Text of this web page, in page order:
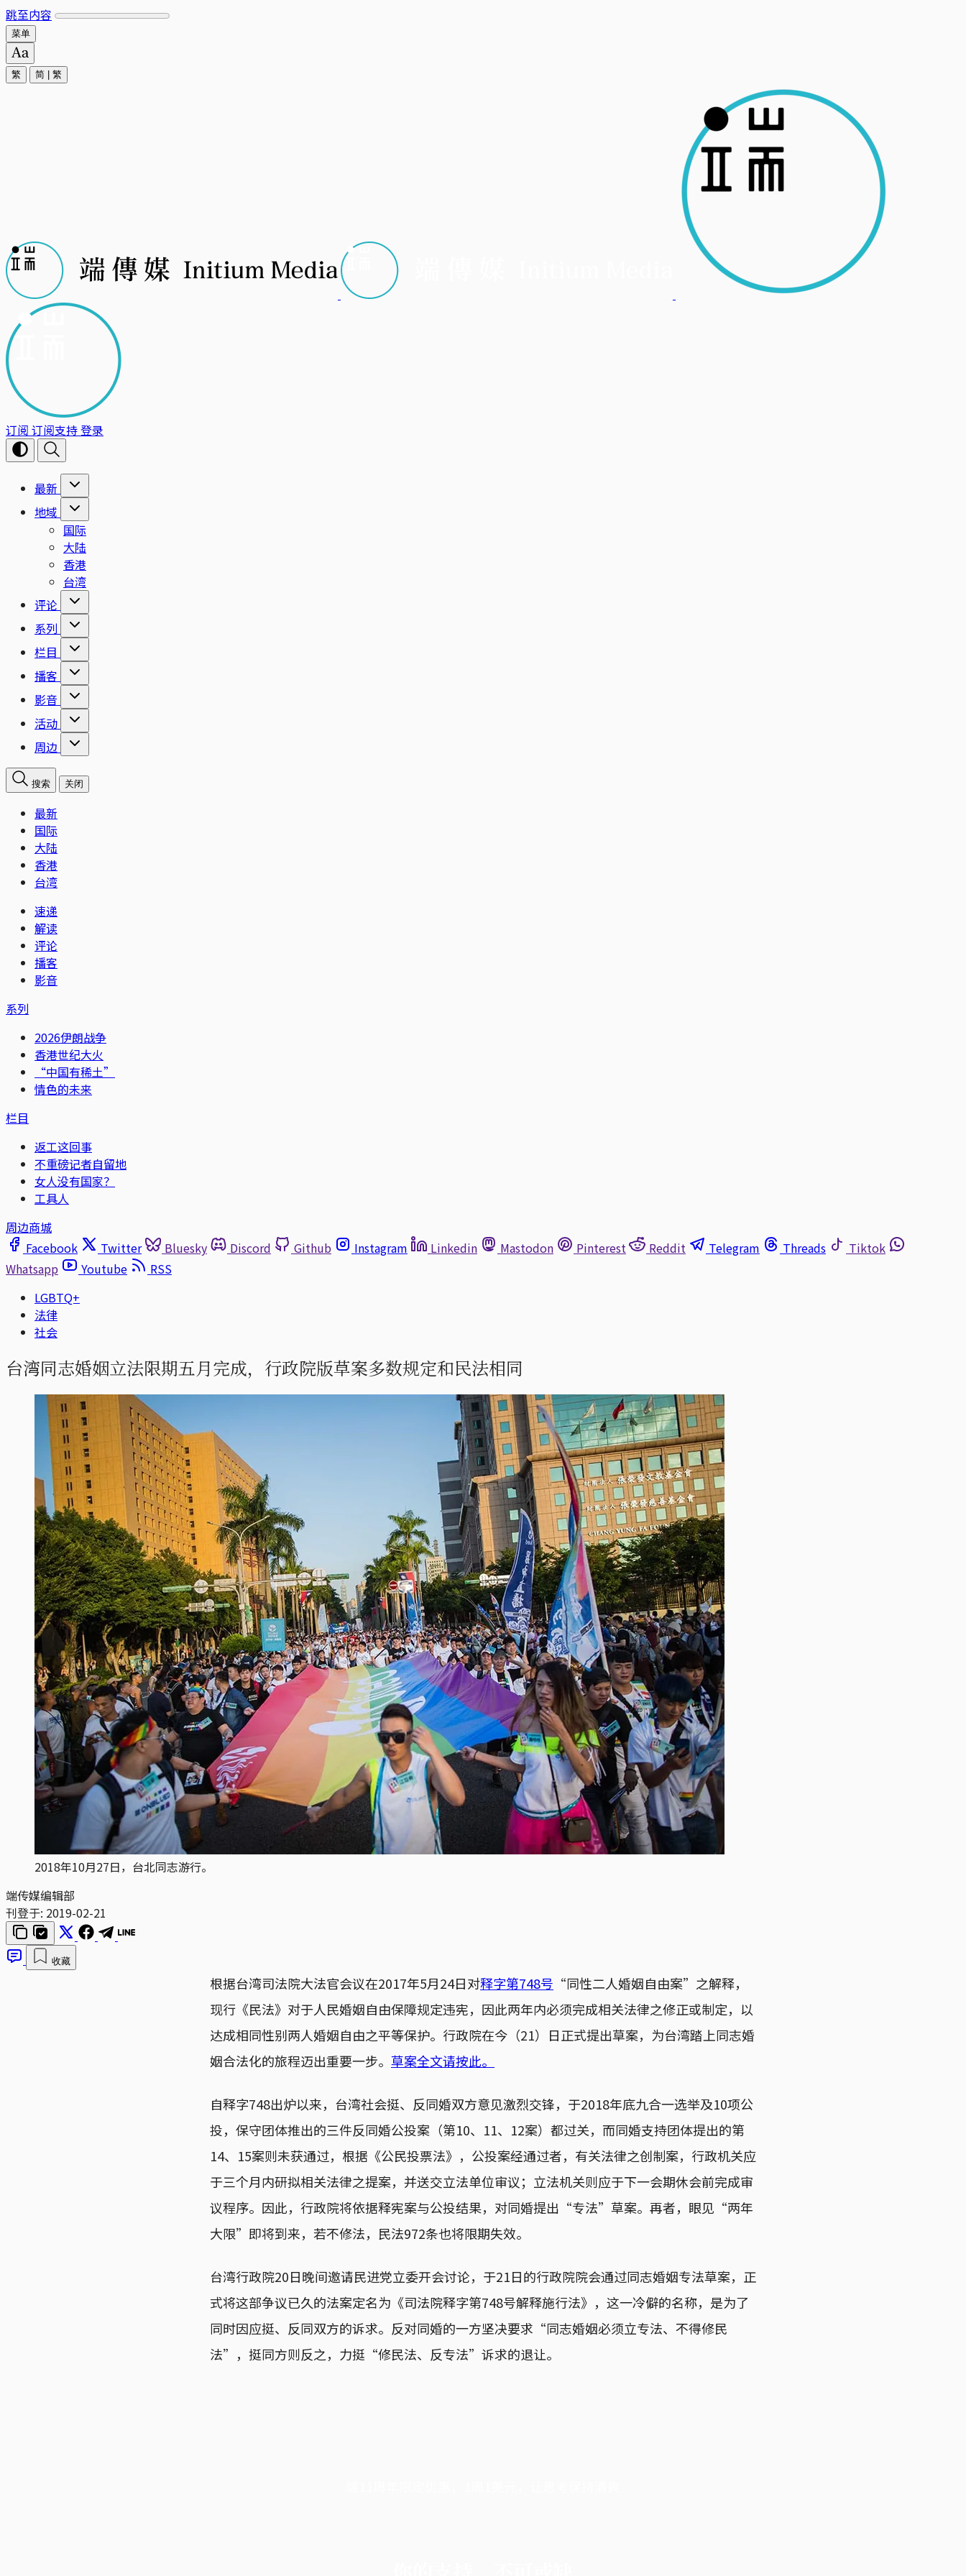
跳至内容
菜单
繁 简 繁
订阅 订阅支持登录
最新
地域
国际
大陆
香港
台湾
评论
系列
栏目
播客
影音
活动
周边
搜索 关闭
最新
国际
大陆
香港
台湾
速递
解读
评论
播客
影音
系列
2026伊朗战争
香港世纪大火
“中国有稀土”
情色的未来
栏目
返工这回事
不重磅记者自留地
女人没有国家？
工具人
周边商城
Facebook
Twitter Bluesky Discord Github Instagram Linkedin Mastodon Pinterest Reddit Telegram Threads
Tiktok
Whatsapp
Youtube
RSS
LGBTQ+
法律
社会
台湾同志婚姻立法限期五月完成，行政院版草案多数规定和民法相同
2018年10月27日，台北同志游行。
端传媒编辑部
刊登于: 2019-02-21
收藏
根据台湾司法院大法官会议在2017年5月24日对释字第748号 “同性二人婚姻自由案”之解释，
现行《民法》对于人民婚姻自由保障规定违宪，因此两年内必须完成相关法律之修正或制定，以
达成相同性别两人婚姻自由之平等保护。行政院在今（21）日正式提出草案，为台湾踏上同志婚
姻合法化的旅程迈出重要一步。 草案全文请按此。
自释字748出炉以来，台湾社会挺、反同婚双方意见激烈交锋，于2018年底九合一选举及10项公
投，保守团体推出的三件反同婚公投案（第10、11、12案）都过关，而同婚支持团体提出的第
14、15案则未获通过，根据《公民投票法》，公投案经通过者，有关法律之创制案，行政机关应
于三个月内研拟相关法律之提案，并送交立法单位审议；立法机关则应于下一会期休会前完成审
议程序。因此，行政院将依据释宪案与公投结果，对同婚提出“专法”草案。再者，眼见“两年
大限”即将到来，若不修法，民法972条也将限期失效。
台湾行政院20日晚间邀请民进党立委开会讨论，于21日的行政院院会通过同志婚姻专法草案，正
式将这部争议已久的法案定名为《司法院释字第748号解释施行法》，这一冷僻的名称，是为了
同时因应挺、反同双方的诉求。反对同婚的一方坚决要求“同志婚姻必须立专法、不得修民
法”，挺同方则反之，力挺“修民法、反专法”诉求的退让。